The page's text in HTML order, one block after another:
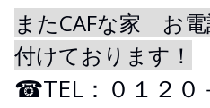
またCAFな家 お
付けております！
☎TEL：０１２０